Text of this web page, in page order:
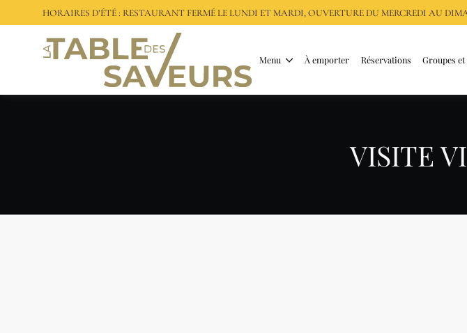
HORAIRES D’ÉTÉ : RESTAURANT FERMÉ LE LUNDI ET MARDI, OUVERTURE DU MERCREDI AU
Menu À emporter Réservations Groupes
VISITE